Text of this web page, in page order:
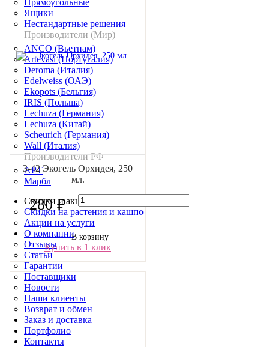
Прямоугольные
Ящики
Нестандартные решения
Производители (Мир)
ANCO (Вьетнам)
Artevasi (Португалия)
Deroma (Италия)
Edelweiss (ОАЭ)
Ekopots (Бельгия)
IRIS (Польша)
Lechuza (Германия)
Lechuza (Китай)
Scheurich (Германия)
Wall (Италия)
Производители РФ
АРТ
Марбл
Скидки и акции
Скидки на растения и кашпо
Акции на услуги
О компании
Отзывы
Статьи
Гарантии
Поставщики
Новости
Наши клиенты
Возврат и обмен
Заказ и доставка
Портфолио
Контакты
3-42 Экогель Орхидея, 250
мл.
280 ₽
В корзину
Купить в 1 клик